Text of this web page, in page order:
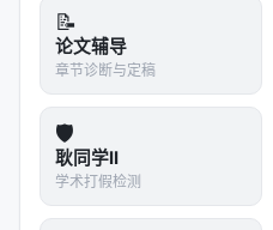
Retrieval-Augmented
Agent-X: Evaluating
g in Vision-Centric
AgentBoard: An
Multi-turn LLM
参考文献
📝
论文辅导
章节诊断与定稿
🛡️
耿同学II
学术打假检测